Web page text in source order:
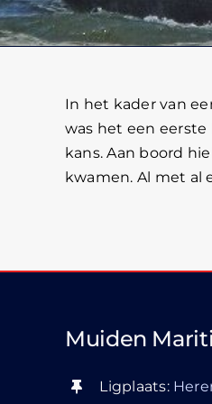
In het kader van
was het een
kans. Aan boord
kwamen. Al met al
Muiden
Ligplaats: